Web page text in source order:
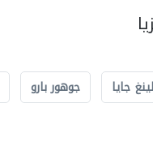
جايا جوهور بارو